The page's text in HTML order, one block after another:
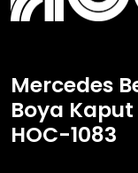
Mercedes
Boya
HOC-1083